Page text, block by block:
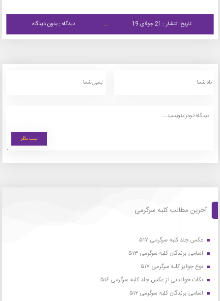
تاریخ انتشار : 21 جولای 19 دیدگاه : بدون دیدگاه
آخرین مطالب کلبه سرگرمی
عکس جلد کلبه سرگرمی ۵۱۷
اسامی برندگان کلبه سرگرمی ۵۱۳
نوع جوایز کلبه سرگرمی ۵۱۷
نکات خواندنی از عکس جلد کلبه سرگرمی ۵۱۶
اسامی برندگان کلبه سرگرمی ۵۱۲